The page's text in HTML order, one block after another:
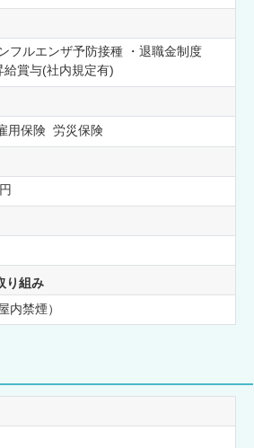
フルエンザ予防接種 ・退職金制度
給賞与(社内規定有)
用保険 労災保険
り組み
内禁煙）